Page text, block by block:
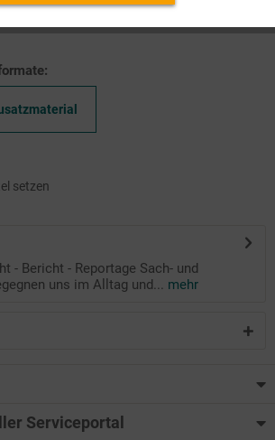
i ...
setzen
- Bericht - Reportage Sach- und
uns im Alltag und... mehr
Serviceportal